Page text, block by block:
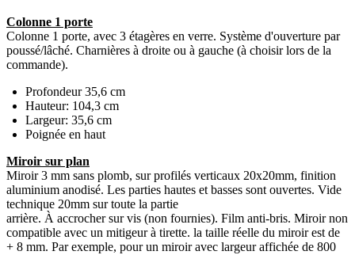
Colonne 1 porte
Colonne 1 porte, avec 3 étagères en verre. Système d'ouverture par
poussé/lâché. Charnières à droite ou à gauche (à choisir lors de la
commande).
Profondeur 35,6 cm
Hauteur: 104,3 cm
Largeur: 35,6 cm
Poignée en haut
Miroir sur plan
Miroir 3 mm sans plomb, sur profilés verticaux 20x20mm, finition
aluminium anodisé. Les parties hautes et basses sont ouvertes. Vide
technique 20mm sur toute la partie
arrière. À accrocher sur vis (non fournies). Film anti-bris. Miroir non
compatible avec un mitigeur à tirette. la taille réelle du miroir est de
+ 8 mm. Par exemple, pour un miroir avec largeur affichée de 800